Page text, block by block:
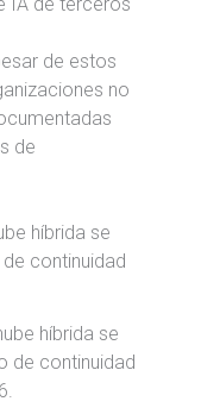
de estos
no
de
híbrida se
de continuidad